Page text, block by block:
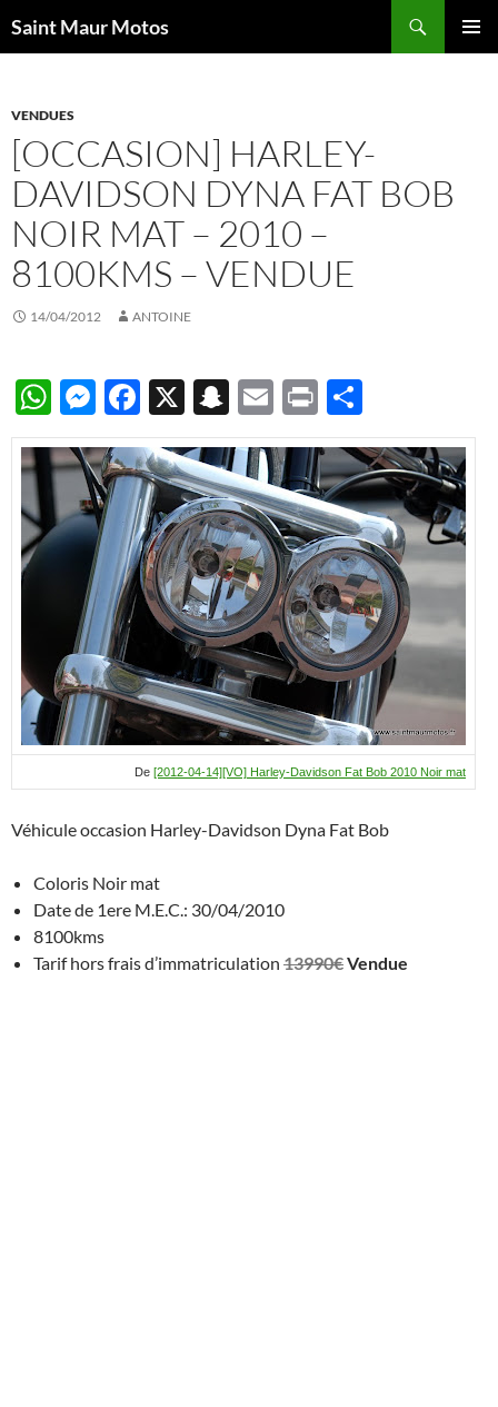
auSaint Maur Motos
VENDUES
[OCCASION] HARLEY-
DAVIDSON DYNA FAT BOB
NOIR MAT – 2010 –
8100KMS – VENDUE
14/04/2012 ANTOINE
W
h
at
s
A
M
es
se
n
g
er
F
ac
e
b
o
o
k
X
S
n
a
p
c
h
at
E
m
ail
P
ri
nt
ar
ta
g
er
De [2012-04-14][VO] Harley-Davidson Fat Bob 2010 Noir mat
Véhicule occasion Harley-Davidson Dyna Fat Bob
Coloris Noir mat
Date de 1ere M.E.C.: 30/04/2010
8100kms
Tarif hors frais d’immatriculation 13990€Vendue